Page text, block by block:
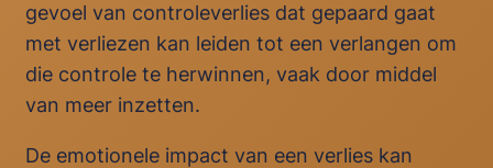
gevoel van controleverlies dat gepaard gaat
met verliezen kan leiden tot een verlangen om
die controle te herwinnen, vaak door middel
van meer inzetten.
De emotionele impact van een verlies kan